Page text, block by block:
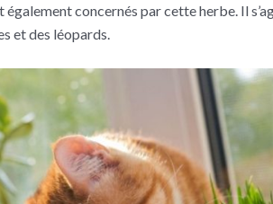
également concernés par cette herbe. Il
et des léopards.